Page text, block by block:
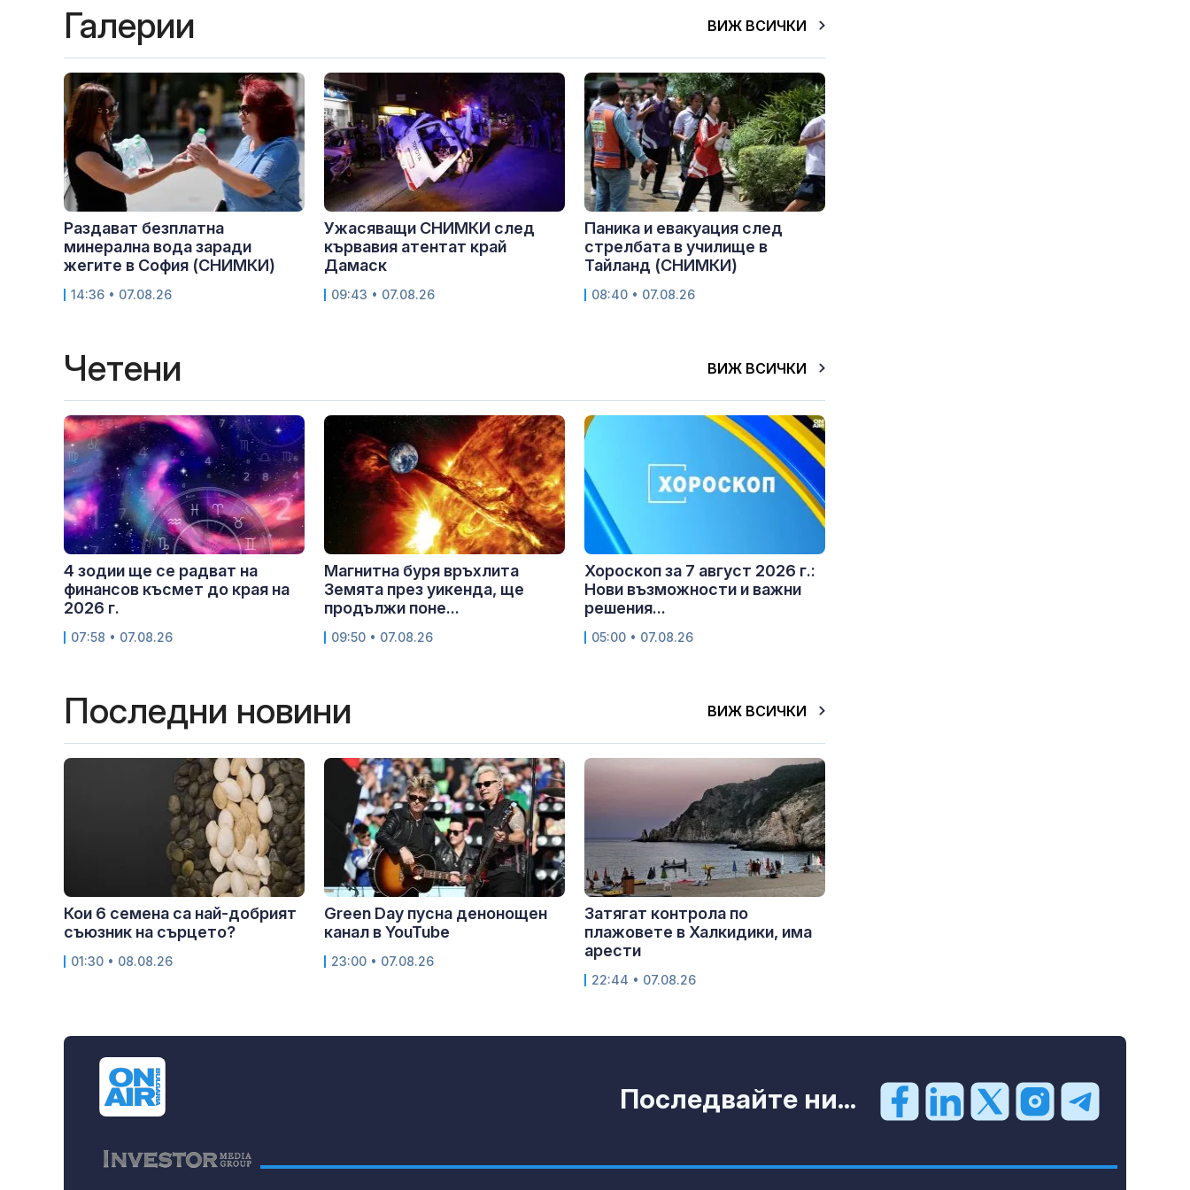
Галерии ВИЖ ВСИЧКИ
Раздават безплатна
минерална вода заради
жегите в София (СНИМКИ)
14:36 • 07.08.26
Ужасяващи СНИМКИ след
кървавия атентат край
Дамаск
09:43 • 07.08.26
Паника и евакуация след
стрелбата в училище в
Тайланд (СНИМКИ)
08:40 • 07.08.26
Четени ВИЖ ВСИЧКИ
4 зодии ще се радват на
финансов късмет до края на
2026 г.
07:58 • 07.08.26
Магнитна буря връхлита
Земята през уикенда, ще
продължи поне...
09:50 • 07.08.26
Хороскоп за 7 август 2026 г.:
Нови възможности и важни
решения...
05:00 • 07.08.26
Последни новини ВИЖ ВСИЧКИ
Кои 6 семена са най-добрият
съюзник на сърцето?
01:30 • 08.08.26
Green Day пусна денонощен
канал в YouTube
23:00 • 07.08.26
Затягат контрола по
плажовете в Халкидики, има
арести
22:44 • 07.08.26
Последвайте ни...